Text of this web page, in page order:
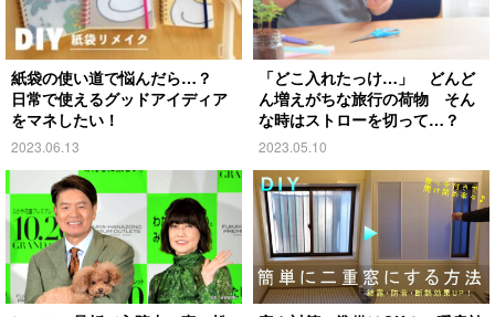
紙袋の使い道で悩んだら…？
日常で使えるグッドアイディア
をマネしたい！
2023.06.13
「どこ入れたっけ…」 どんど
ん増えがちな旅行の荷物 そん
な時はストローを切って…？
2023.05.10